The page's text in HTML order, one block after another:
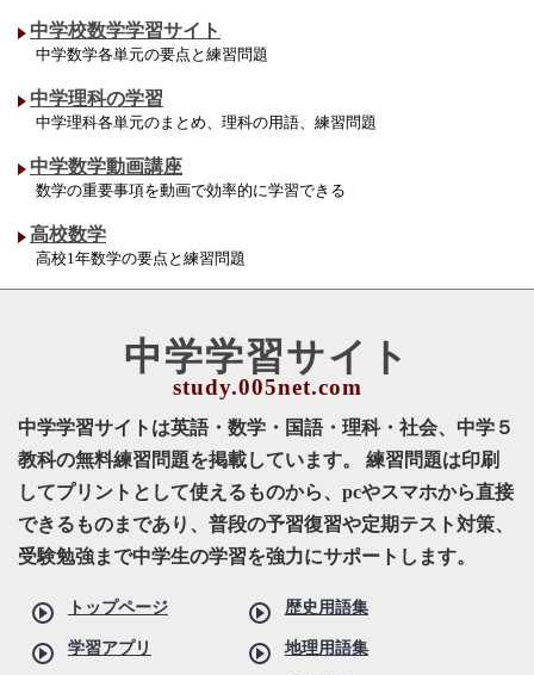
中学校数学学習サイト
中学数学各単元の要点と練習問題
中学理科の学習
中学理科各単元のまとめ、理科の用語、練習問題
中学数学動画講座
数学の重要事項を動画で効率的に学習できる
高校数学
高校1年数学の要点と練習問題
中学学習サイト
中学学習サイトは英語・数学・国語・理科・社会、中学５
教科の無料練習問題を掲載しています。 練習問題は印刷
してプリントとして使えるものから、pcやスマホから直接
できるものまであり、普段の予習復習や定期テスト対策、
受験勉強まで中学生の学習を強力にサポートします。
トップページ
学習アプリ
歴史用語集
地理用語集